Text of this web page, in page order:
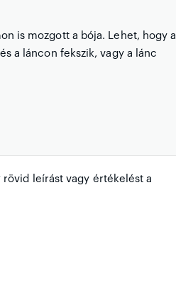
is mozgott a bója. Lehet, hogy a
a láncon fekszik, vagy a lánc
rövid leírást vagy értékelést a